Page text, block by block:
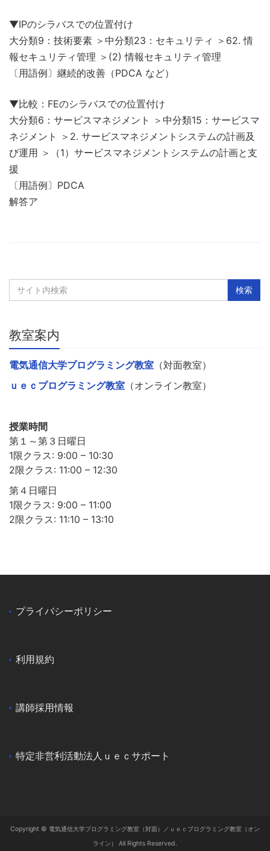
▼IPのシラバスでの位置付け
大分類9：技術要素 ＞中分類23：セキュリティ ＞62. 情
報セキュリティ管理 ＞(2) 情報セキュリティ管理
〔用語例〕継続的改善（PDCA など）
▼比較：FEのシラバスでの位置付け
大分類6：サービスマネジメント ＞中分類15：サービスマ
ネジメント ＞2. サービスマネジメントシステムの計画及
び運用 ＞（1）サービスマネジメントシステムの計画と支
援
〔用語例〕PDCA
解答ア
教室案内
電気通信大学プログラミング教室 （対面教室）
ｕｅｃプログラミング教室 （オンライン教室）
授業時間
第１～第３日曜日
1限クラス: 9:00 – 10:30
2限クラス: 11:00 – 12:30
第４日曜日
1限クラス: 9:00 – 11:00
2限クラス: 11:10 – 13:10
プライバシーポリシー
利用規約
講師採用情報
特定非営利活動法人ｕｅｃサポート
Copyright © 電気通信大学プログラミング教室（対面）／ｕｅｃプログラミング教室（オン
ライン） All Rights Reserved.